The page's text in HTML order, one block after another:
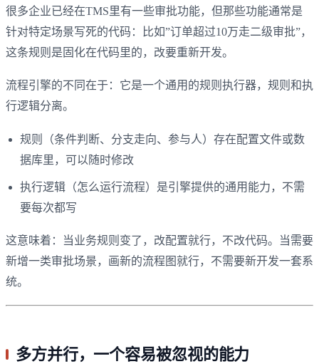
很多企业已经在TMS里有一些审批功能，但那些功能通常是
针对特定场景写死的代码：比如”订单超过10万走二级审批”，
这条规则是固化在代码里的，改要重新开发。
流程引擎的不同在于：它是一个通用的规则执行器，规则和执
行逻辑分离。
规则（条件判断、分支走向、参与人）存在配置文件或数
据库里，可以随时修改
执行逻辑（怎么运行流程）是引擎提供的通用能力，不需
要每次都写
这意味着：当业务规则变了，改配置就行，不改代码。当需要
新增一类审批场景，画新的流程图就行，不需要新开发一套系
统。
多方并行，一个容易被忽视的能力